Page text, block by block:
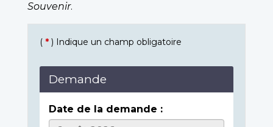
Souvenir.
( * ) Indique un champ obligatoire
Demande
Date de la demande :